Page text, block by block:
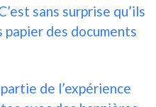
sans surprise qu’ils
des documents
de l’expérience